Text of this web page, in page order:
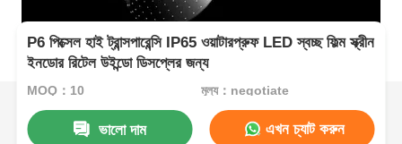
P6 পিক্সেল হাই ট্রান্সপারেন্সি IP65 ওয়াটারপ্রুফ LED স্বচ্ছ ফিল্ম স্ক্রীন
ইনডোর রিটেল উইন্ডো ডিসপ্লের জন্য
MOQ：10 মূল্য：negotiate
ভালো দাম এখন চ্যাট করুন